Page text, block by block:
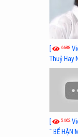
[ 6688
Thuỷ Hay
Hủ
[ 5462
" BỂ HẬN